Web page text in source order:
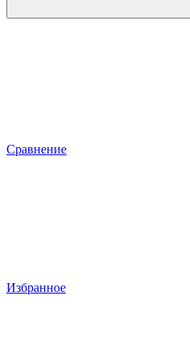
Сравнение
Избранное